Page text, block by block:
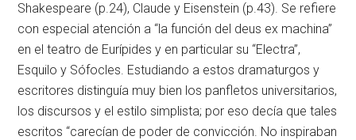
Shakespeare (p.24), Claude y Eisenstein (p.43). Se refiere
con especial atención a “la función del deus ex machina”
en el teatro de Eurípides y en particular su “Electra”,
Esquilo y Sófocles. Estudiando a estos dramaturgos y
escritores distinguía muy bien los panfletos universitarios,
los discursos y el estilo simplista; por eso decía que tales
escritos “carecían de poder de convicción. No inspiraban